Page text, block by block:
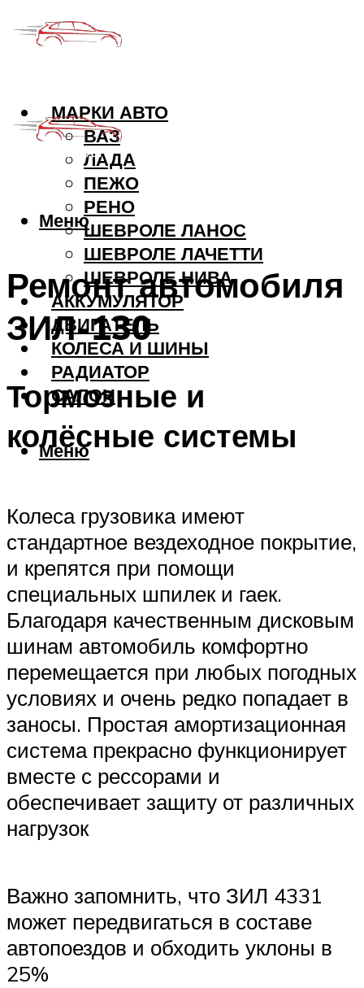
МАРКИ АВТО
ВАЗ
ЛАДА
ПЕЖО
РЕНО
ШЕВРОЛЕ ЛАНОС
ШЕВРОЛЕ ЛАЧЕТТИ
ШЕВРОЛЕ НИВА
АККУМУЛЯТОР
ДВИГАТЕЛЬ
КОЛЕСА И ШИНЫ
РАДИАТОР
САЛОН
Меню
Меню
Ремонт автомобиля
ЗИЛ-130
Тормозные и
колёсные системы
Колеса грузовика имеют
стандартное вездеходное покрытие,
и крепятся при помощи
специальных шпилек и гаек.
Благодаря качественным дисковым
шинам автомобиль комфортно
перемещается при любых погодных
условиях и очень редко попадает в
заносы. Простая амортизационная
система прекрасно функционирует
вместе с рессорами и
обеспечивает защиту от различных
нагрузок
Важно запомнить, что ЗИЛ 4331
может передвигаться в составе
автопоездов и обходить уклоны в
25%